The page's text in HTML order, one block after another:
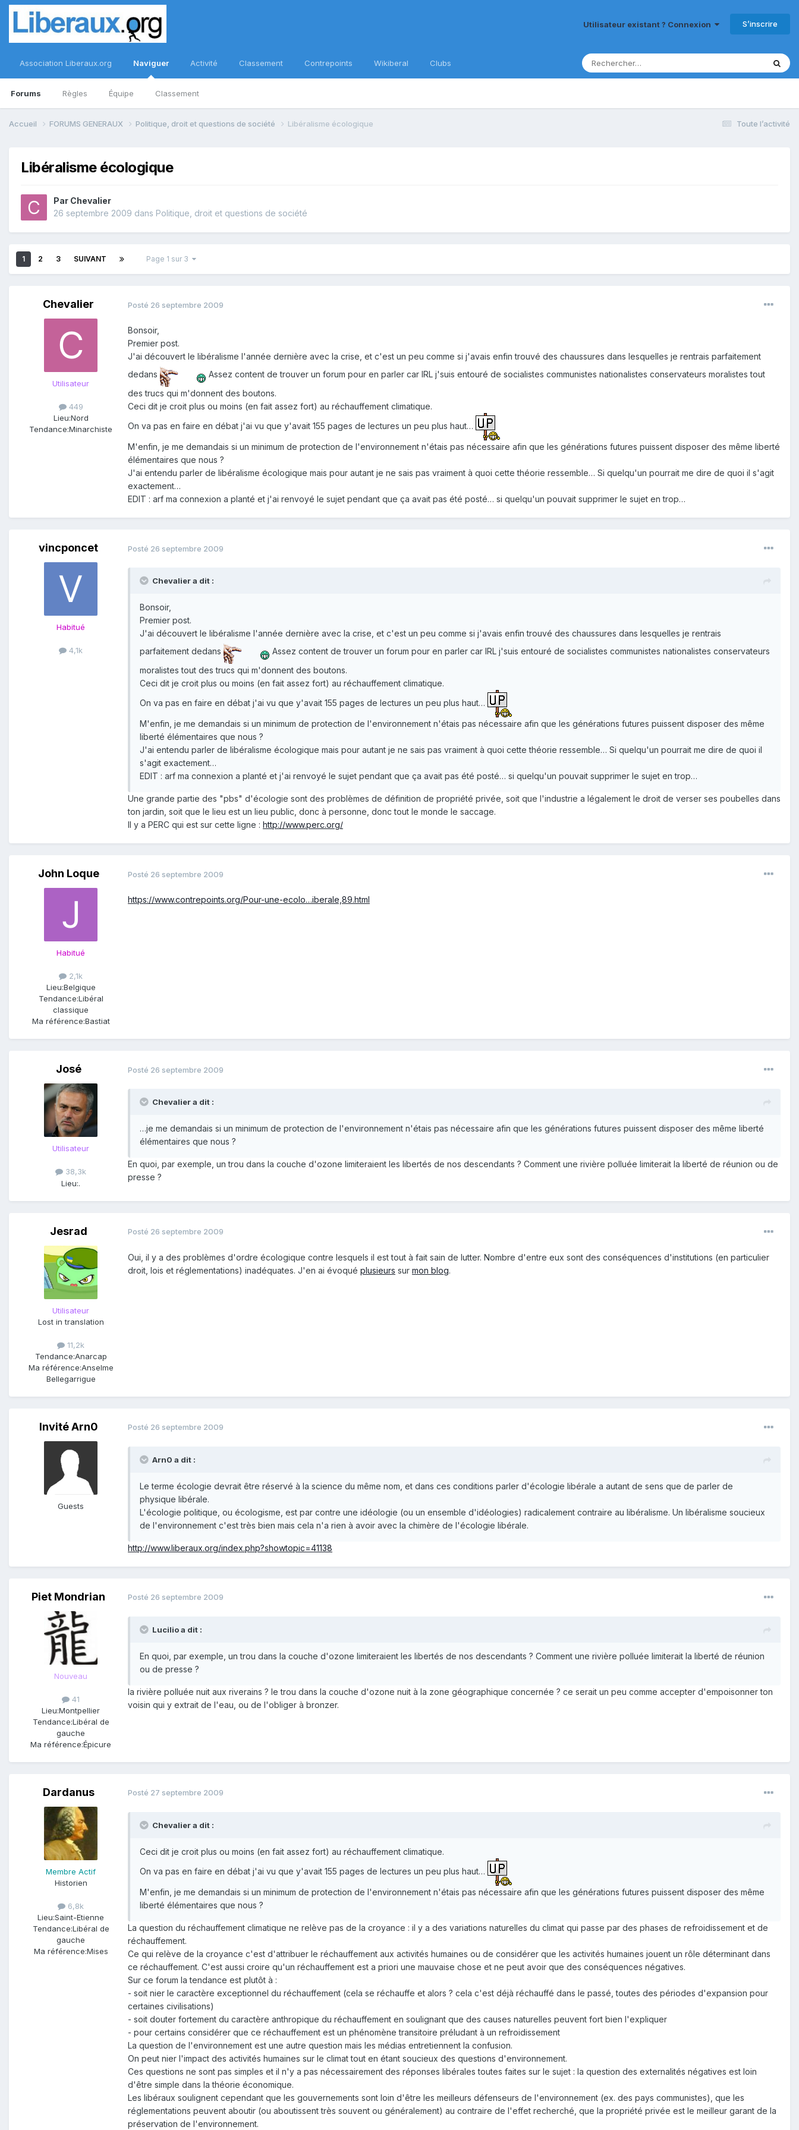
Utilisateur existant ? Connexion S’inscrire
Association Liberaux.org Naviguer
Forums Règles Équipe Classement
Activité Classement Contrepoints Wikiberal Clubs
Toute l’activité
Accueil FORUMS GENERAUX Politique, droit et questions de société Libéralisme écologique
Libéralisme écologique
Par Chevalier
26 septembre 2009 dans Politique, droit et questions de société
1 2 3 SUIVANT Page 1 sur 3
Chevalier
Utilisateur
449
Lieu:Nord
Tendance:Minarchiste
Posté 26 septembre 2009
Bonsoir,
Premier post.
J'ai découvert le libéralisme l'année dernière avec la crise, et c'est un peu comme si j'avais enfin trouvé des chaussures dans lesquelles je rentrais parfaitement
dedans
Assez content de trouver un forum pour en parler car IRL j'suis entouré de socialistes communistes nationalistes conservateurs moralistes tout
des trucs qui m'donnent des boutons.
Ceci dit je croit plus ou moins (en fait assez fort) au réchauffement climatique.
On va pas en faire en débat j'ai vu que y'avait 155 pages de lectures un peu plus haut…
M'enfin, je me demandais si un minimum de protection de l'environnement n'étais pas nécessaire afin que les générations futures puissent disposer des même liberté
élémentaires que nous ?
J'ai entendu parler de libéralisme écologique mais pour autant je ne sais pas vraiment à quoi cette théorie ressemble… Si quelqu'un pourrait me dire de quoi il s'agit
exactement…
EDIT : arf ma connexion a planté et j'ai renvoyé le sujet pendant que ça avait pas été posté… si quelqu'un pouvait supprimer le sujet en trop…
vincponcet
Habitué
4,1k
Posté 26 septembre 2009
Chevalier a dit :
Bonsoir,
Premier post.
J'ai découvert le libéralisme l'année dernière avec la crise, et c'est un peu comme si j'avais enfin trouvé des chaussures dans lesquelles je rentrais
parfaitement dedans
Assez content de trouver un forum pour en parler car IRL j'suis entouré de socialistes communistes nationalistes conservateurs
moralistes tout des trucs qui m'donnent des boutons.
Ceci dit je croit plus ou moins (en fait assez fort) au réchauffement climatique.
On va pas en faire en débat j'ai vu que y'avait 155 pages de lectures un peu plus haut…
M'enfin, je me demandais si un minimum de protection de l'environnement n'étais pas nécessaire afin que les générations futures puissent disposer des même
liberté élémentaires que nous ?
J'ai entendu parler de libéralisme écologique mais pour autant je ne sais pas vraiment à quoi cette théorie ressemble… Si quelqu'un pourrait me dire de quoi il
s'agit exactement…
EDIT : arf ma connexion a planté et j'ai renvoyé le sujet pendant que ça avait pas été posté… si quelqu'un pouvait supprimer le sujet en trop…
Une grande partie des "pbs" d'écologie sont des problèmes de définition de propriété privée, soit que l'industrie a légalement le droit de verser ses poubelles dans
ton jardin, soit que le lieu est un lieu public, donc à personne, donc tout le monde le saccage.
Il y a PERC qui est sur cette ligne : http://www.perc.org/
John Loque
Habitué
2,1k
Lieu:Belgique
Tendance:Libéral
classique
Ma référence:Bastiat
Posté 26 septembre 2009
https://www.contrepoints.org/Pour-une-ecolo…iberale,89.html
José
Utilisateur
38,3k
Lieu:.
Posté 26 septembre 2009
Chevalier a dit :
…je me demandais si un minimum de protection de l'environnement n'étais pas nécessaire afin que les générations futures puissent disposer des même liberté
élémentaires que nous ?
En quoi, par exemple, un trou dans la couche d'ozone limiteraient les libertés de nos descendants ? Comment une rivière polluée limiterait la liberté de réunion ou de
presse ?
Jesrad
Utilisateur
Lost in translation
11,2k
Tendance:Anarcap
Ma référence:Anselme
Bellegarrigue
Posté 26 septembre 2009
Oui, il y a des problèmes d'ordre écologique contre lesquels il est tout à fait sain de lutter. Nombre d'entre eux sont des conséquences d'institutions (en particulier
droit, lois et réglementations) inadéquates. J'en ai évoqué plusieurs sur mon blog.
Invité Arn0
Guests
Posté 26 septembre 2009
Arn0 a dit :
Le terme écologie devrait être réservé à la science du même nom, et dans ces conditions parler d'écologie libérale a autant de sens que de parler de
physique libérale.
L'écologie politique, ou écologisme, est par contre une idéologie (ou un ensemble d'idéologies) radicalement contraire au libéralisme. Un libéralisme soucieux
de l'environnement c'est très bien mais cela n'a rien à avoir avec la chimère de l'écologie libérale.
http://www.liberaux.org/index.php?showtopic=41138
Piet Mondrian
Nouveau
41
Lieu:Montpellier
Tendance:Libéral de
gauche
Ma référence:Épicure
Posté 26 septembre 2009
Lucilio a dit :
En quoi, par exemple, un trou dans la couche d'ozone limiteraient les libertés de nos descendants ? Comment une rivière polluée limiterait la liberté de réunion
ou de presse ?
la rivière polluée nuit aux riverains ? le trou dans la couche d'ozone nuit à la zone géographique concernée ? ce serait un peu comme accepter d'empoisonner ton
voisin qui y extrait de l'eau, ou de l'obliger à bronzer.
Dardanus
Membre Actif
Historien
6,8k
Lieu:Saint-Etienne
Tendance:Libéral de
gauche
Ma référence:Mises
Posté 27 septembre 2009
Chevalier a dit :
Ceci dit je croit plus ou moins (en fait assez fort) au réchauffement climatique.
On va pas en faire en débat j'ai vu que y'avait 155 pages de lectures un peu plus haut…
M'enfin, je me demandais si un minimum de protection de l'environnement n'étais pas nécessaire afin que les générations futures puissent disposer des même
liberté élémentaires que nous ?
La question du réchauffement climatique ne relève pas de la croyance : il y a des variations naturelles du climat qui passe par des phases de refroidissement et de
réchauffement.
Ce qui relève de la croyance c'est d'attribuer le réchauffement aux activités humaines ou de considérer que les activités humaines jouent un rôle déterminant dans
ce réchauffement. C'est aussi croire qu'un réchauffement est a priori une mauvaise chose et ne peut avoir que des conséquences négatives.
Sur ce forum la tendance est plutôt à :
- soit nier le caractère exceptionnel du réchauffement (cela se réchauffe et alors ? cela c'est déjà réchauffé dans le passé, toutes des périodes d'expansion pour
certaines civilisations)
- soit douter fortement du caractère anthropique du réchauffement en soulignant que des causes naturelles peuvent fort bien l'expliquer
- pour certains considérer que ce réchauffement est un phénomène transitoire préludant à un refroidissement
La question de l'environnement est une autre question mais les médias entretiennent la confusion.
On peut nier l'impact des activités humaines sur le climat tout en étant soucieux des questions d'environnement.
Ces questions ne sont pas simples et il n'y a pas nécessairement des réponses libérales toutes faites sur le sujet : la question des externalités négatives est loin
d'être simple dans la théorie économique.
Les libéraux soulignent cependant que les gouvernements sont loin d'être les meilleurs défenseurs de l'environnement (ex. des pays communistes), que les
réglementations peuvent aboutir (ou aboutissent très souvent ou généralement) au contraire de l'effet recherché, que la propriété privée est le meilleur garant de la
préservation de l'environnement.